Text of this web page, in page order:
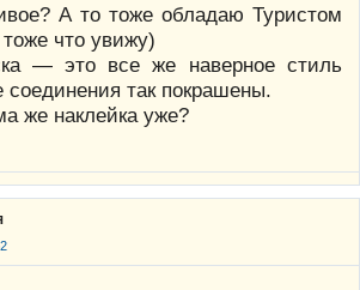
А то тоже обладаю Туристом
тоже что увижу)
— это все же наверное стиль
соединения так покрашены.
же наклейка уже?